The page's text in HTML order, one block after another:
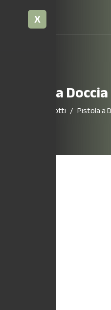
X
Pistola a
Prodotti Pistola a